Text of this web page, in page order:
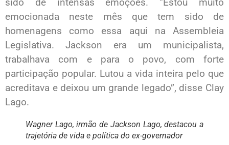
sido de intensas emoções. “Estou muito
emocionada neste mês que tem sido de
homenagens como essa aqui na Assembleia
Legislativa. Jackson era um municipalista,
trabalhava com e para o povo, com forte
participação popular. Lutou a vida inteira pelo que
acreditava e deixou um grande legado”, disse Clay
Lago.
Wagner Lago, irmão de Jackson Lago, destacou a
trajetória de vida e política do ex-governador